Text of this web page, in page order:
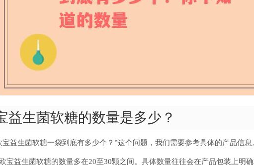
益生菌软糖的数量是多少？
益生菌软糖一袋到底有多少个？”这个问题，我们需要参考具体的产品信息
宝益生菌软糖的数量多在20至30颗之间。具体数量往往会在产品包装上明